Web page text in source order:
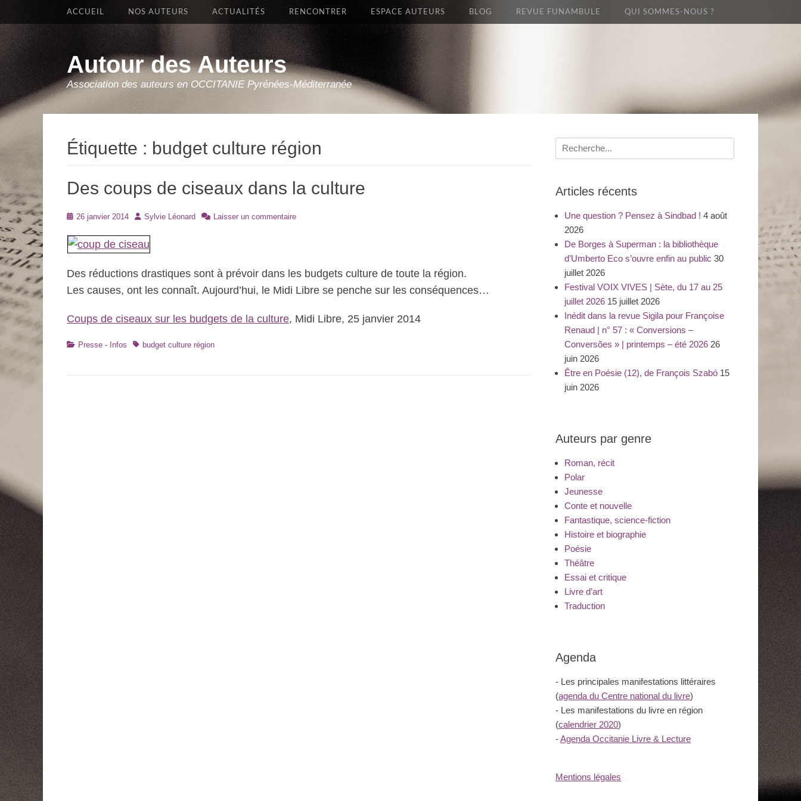
Autour des Auteurs
Association des auteurs en OCCITANIE Pyrénées-Méditerranée
Premier Menu
Aller
ACCUEIL NOS AUTEURS ACTUALITÉS RENCONTRER ESPACE AUTEURS BLOG REVUE FUNAMBULE QUI SOMMES-NOUS ?
Étiquette : budget culture région
Des coups de ciseaux dans la culture
Posté26 janvier 2014 Auteur
Sylvie Léonard Laisser un commentaire
Des réductions drastiques sont à prévoir dans les budgets culture de toute la région.
Les causes, ont les connaît. Aujourd’hui, le Midi Libre se penche sur les conséquences…
Coups de ciseaux sur les budgets de la culture, Midi Libre, 25 janvier 2014
Catégories
Presse - Infos Tagsbudget culture région
Recherche
pour
Articles récents
Une question ? Pensez à Sindbad ! 4 août
2026
De Borges à Superman : la bibliothèque
d’Umberto Eco s’ouvre enfin au public 30
juillet 2026
Festival VOIX VIVES | Sète, du 17 au 25
juillet 2026 15 juillet 2026
Inédit dans la revue Sigila pour Françoise
Renaud | n° 57 : « Conversions –
Conversões » | printemps – été 2026 26
juin 2026
Être en Poésie (12), de François Szabó 15
juin 2026
Auteurs par genre
Roman, récit
Polar
Jeunesse
Conte et nouvelle
Fantastique, science-fiction
Histoire et biographie
Poésie
Théâtre
Essai et critique
Livre d’art
Traduction
Agenda
- Les principales manifestations littéraires
(agenda du Centre national du livre)
- Les manifestations du livre en région
(calendrier 2020)
-Agenda Occitanie Livre & Lecture
Mentions légales